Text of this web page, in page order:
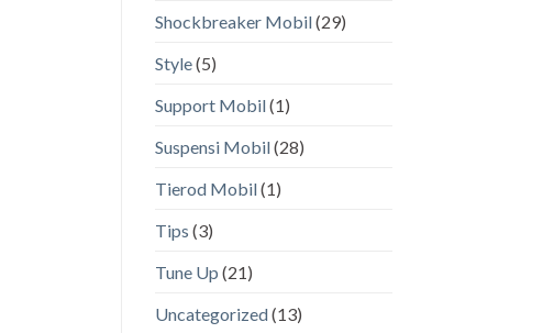
Shockbreaker Mobil(29)
Style(5)
Support Mobil(1)
Suspensi Mobil(28)
Tierod Mobil(1)
Tips (3)
Tune Up (21)
Uncategorized(13)